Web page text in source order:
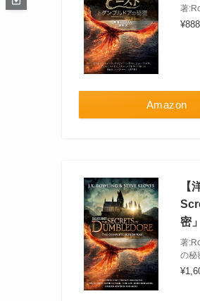
著
¥888
Amazon
【
密
著
の秘